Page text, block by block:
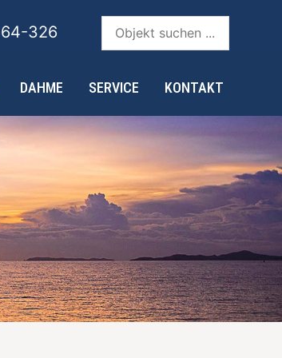
326 Objekt suchen ...
DAHME SERVICE KONTAKT